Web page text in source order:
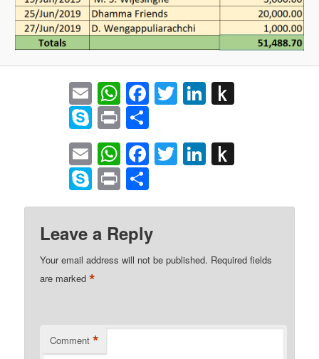
EmailWhatsApp
Facebook
TwitterLinkedIn
Skype
Print
EmailWhatsApp
Facebook
TwitterLinkedIn
Kindle
Skype
Print
Leave a Reply
Your email address will not be published. Required fields
are marked*
Comment *